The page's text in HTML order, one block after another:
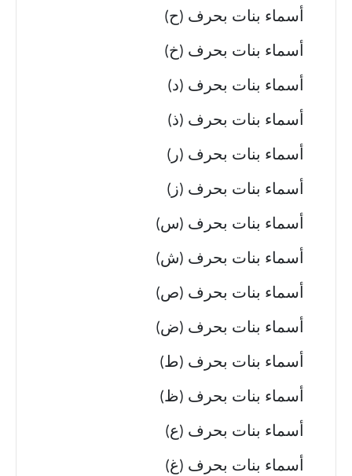
أسماء بنات بحرف (ح)
أسماء بنات بحرف (خ)
أسماء بنات بحرف (د)
أسماء بنات بحرف (ذ)
أسماء بنات بحرف (ر)
أسماء بنات بحرف (ز)
أسماء بنات بحرف (س)
أسماء بنات بحرف (ش)
أسماء بنات بحرف (ص)
أسماء بنات بحرف (ض)
أسماء بنات بحرف (ط)
أسماء بنات بحرف (ظ)
أسماء بنات بحرف (ع)
أسماء بنات بحرف (غ)